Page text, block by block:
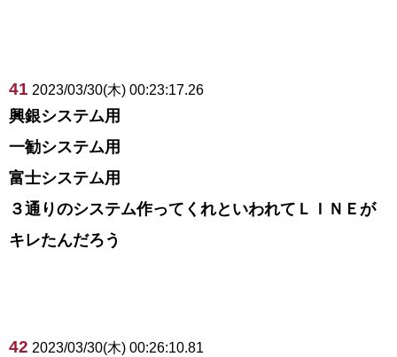
41 2023/03/30(木) 00:23:17.26
興銀システム用
一勧システム用
富士システム用
３通りのシステム作ってくれといわれてＬＩＮＥが
キレたんだろう
42 2023/03/30(木) 00:26:10.81